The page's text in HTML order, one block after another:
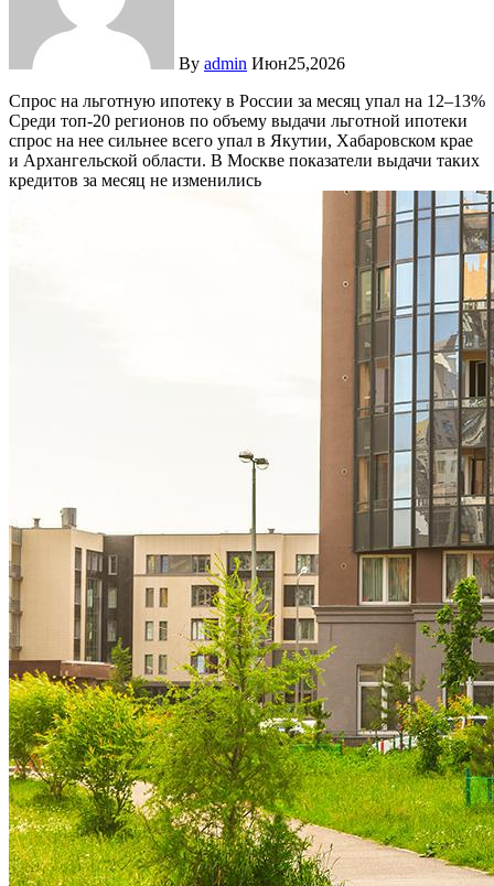
By admin Июн25,2026
Спрос на льготную ипотеку в России за месяц упал на 12–13%
Среди топ-20 регионов по объему выдачи льготной ипотеки
спрос на нее сильнее всего упал в Якутии, Хабаровском крае
и Архангельской области. В Москве показатели выдачи таких
кредитов за месяц не изменились